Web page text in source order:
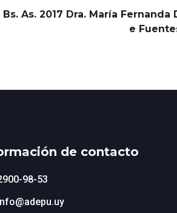
As. 2017 Dra. María Fernanda
e
de contacto
98-53